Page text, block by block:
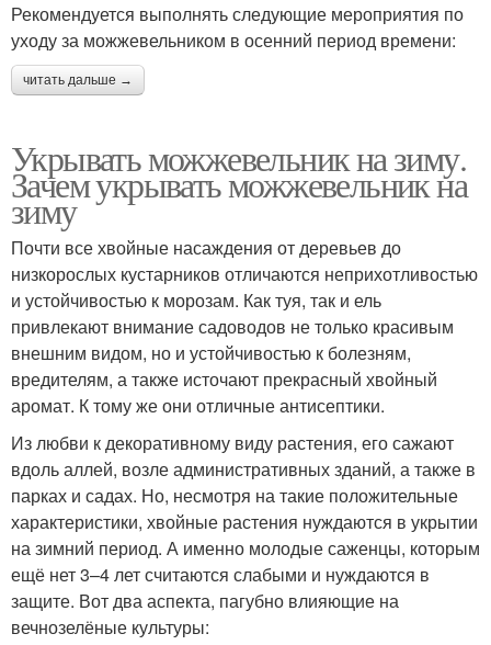
Рекомендуется выполнять следующие мероприятия по
уходу за можжевельником в осенний период времени:
читать дальше →
Укрывать можжевельник на зиму.
Зачем укрывать можжевельник на
зиму
Почти все хвойные насаждения от деревьев до
низкорослых кустарников отличаются неприхотливостью
и устойчивостью к морозам. Как туя, так и ель
привлекают внимание садоводов не только красивым
внешним видом, но и устойчивостью к болезням,
вредителям, а также источают прекрасный хвойный
аромат. К тому же они отличные антисептики.
Из любви к декоративному виду растения, его сажают
вдоль аллей, возле административных зданий, а также в
парках и садах. Но, несмотря на такие положительные
характеристики, хвойные растения нуждаются в укрытии
на зимний период. А именно молодые саженцы, которым
ещё нет 3–4 лет считаются слабыми и нуждаются в
защите. Вот два аспекта, пагубно влияющие на
вечнозелёные культуры: